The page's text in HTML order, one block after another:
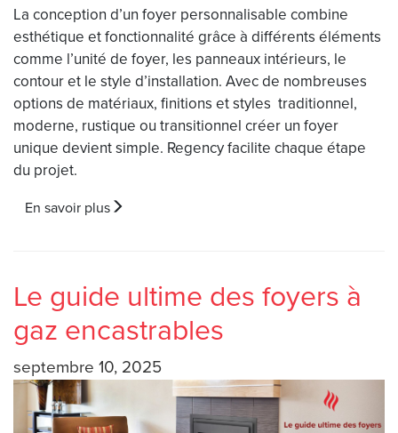
La conception d’un foyer personnalisable combine
esthétique et fonctionnalité grâce à différents éléments
comme l’unité de foyer, les panneaux intérieurs, le
contour et le style d’installation. Avec de nombreuses
options de matériaux, finitions et styles traditionnel,
moderne, rustique ou transitionnel créer un foyer
unique devient simple. Regency facilite chaque étape
du projet.
En savoir plus
Le guide ultime des foyers à
gaz encastrables
septembre 10, 2025